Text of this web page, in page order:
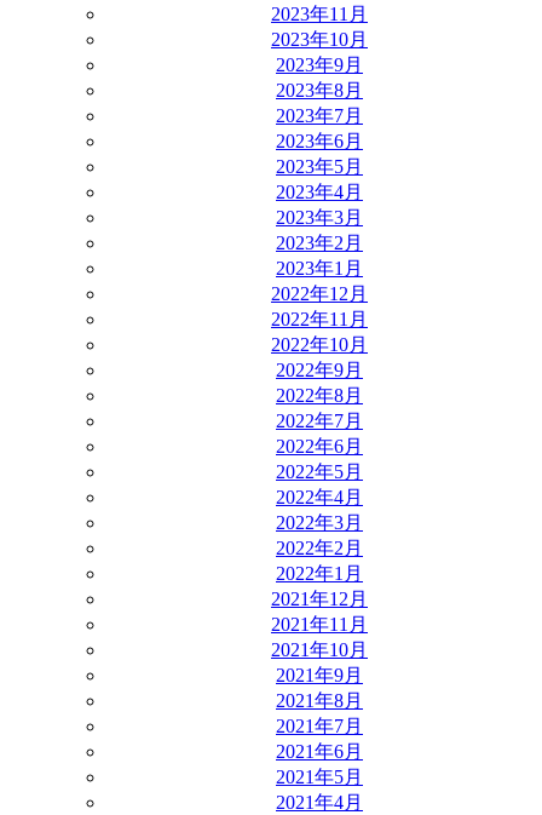
2023年11月
2023年10月
2023年9月
2023年8月
2023年7月
2023年6月
2023年5月
2023年4月
2023年3月
2023年2月
2023年1月
2022年12月
2022年11月
2022年10月
2022年9月
2022年8月
2022年7月
2022年6月
2022年5月
2022年4月
2022年3月
2022年2月
2022年1月
2021年12月
2021年11月
2021年10月
2021年9月
2021年8月
2021年7月
2021年6月
2021年5月
2021年4月